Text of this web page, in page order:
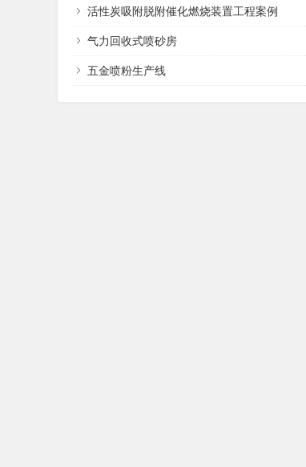
活性炭吸附脱附催化燃烧装置工程案例
气力回收式喷砂房
五金喷粉生产线